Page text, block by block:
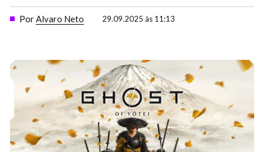
PorAlvaro Neto 29.09.2025 às 11:13